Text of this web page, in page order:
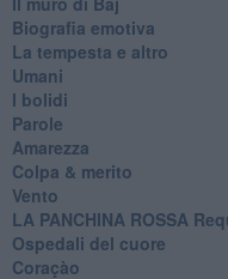
Biografia emotiva
La tempesta e altro
Umani
I bolidi
Parole
Amarezza
Colpa & merito
Vento
​LA PANCHINA ROSSA
Ospedali del cuore
Coraçào